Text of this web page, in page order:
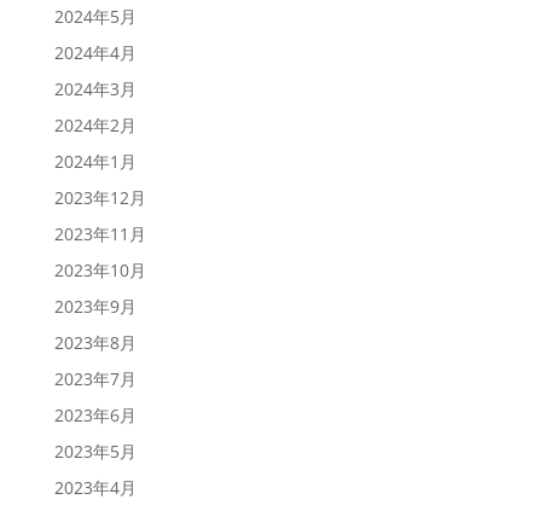
2024年5月
2024年4月
2024年3月
2024年2月
2024年1月
2023年12月
2023年11月
2023年10月
2023年9月
2023年8月
2023年7月
2023年6月
2023年5月
2023年4月